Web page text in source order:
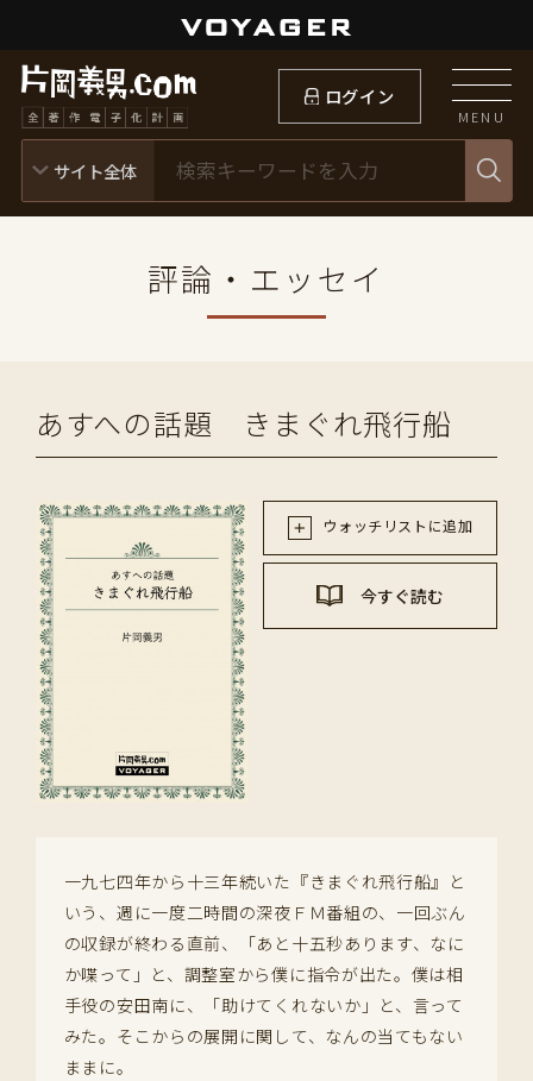
ログイン
MENU
評論・エッセイ
あすへの話題 きまぐれ飛行船
ウォッチリストに追加
今すぐ読む
一九七四年から十三年続いた『きまぐれ飛行船』と
いう、週に一度二時間の深夜ＦＭ番組の、一回ぶん
の収録が終わる直前、「あと十五秒あります、なに
か喋って」と、調整室から僕に指令が出た。僕は相
手役の安田南に、「助けてくれないか」と、言って
みた。そこからの展開に関して、なんの当てもない
ままに。